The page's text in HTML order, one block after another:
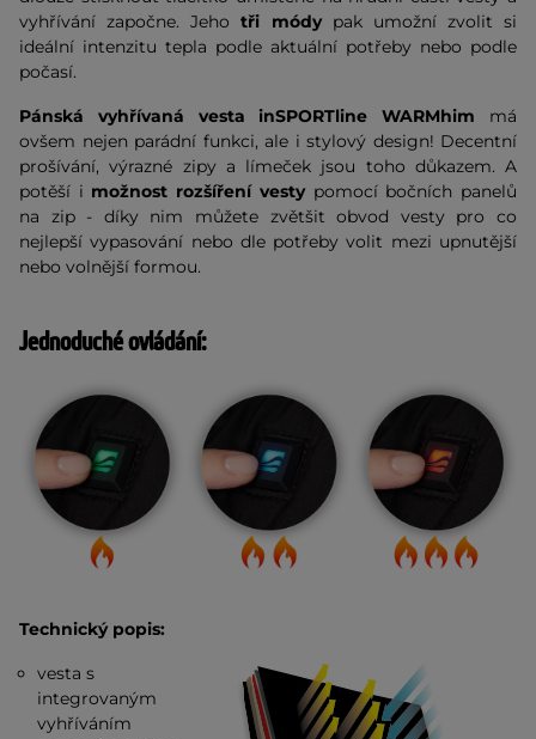
vyhřívání započne. Jehotři módypak umožní zvolit si
ideální intenzitu tepla podle aktuální potřeby nebo podle
počasí.
Pánská vyhřívaná vesta inSPORTline WARMhim má
ovšem nejen parádní funkci, ale i stylový design! Decentní
prošívání, výrazné zipy a límeček jsou toho důkazem. A
potěší i možnost rozšíření vestypomocí bočních panelů
na zip - díky nim můžete zvětšit obvod vesty pro co
nejlepší vypasování nebo dle potřeby volit mezi upnutější
nebo volnější formou.
Jednoduché ovládání:
Technický popis:
vesta s
integrovaným
vyhříváním